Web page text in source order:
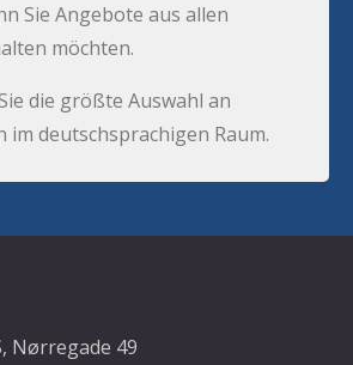
Sie Angebote aus allen
möchten.
die größte Auswahl an
deutschsprachigen Raum.
Nørregade 49